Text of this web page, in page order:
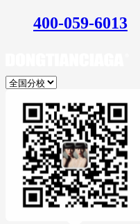
400-059-6013